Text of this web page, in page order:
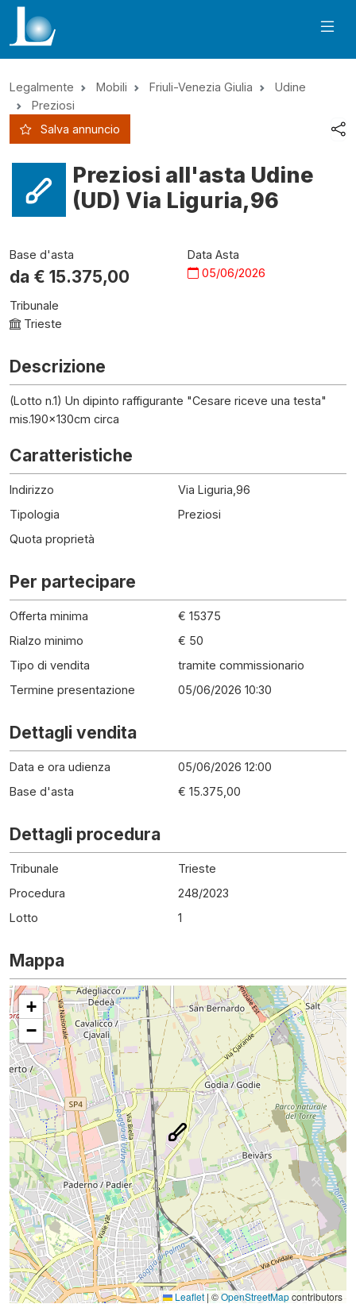
Legalmente Mobili Friuli-Venezia Giulia
Udine
Preziosi
Salva annuncio
Preziosi all'asta Udine
(UD) Via Liguria,96
Base d'asta
da € 15.375,00
Data Asta
05/06/2026
Tribunale
Trieste
Descrizione
(Lotto n.1) Un dipinto raffigurante "Cesare riceve una testa"
mis.190x130cm circa
Caratteristiche
Indirizzo
Via Liguria,96
Tipologia
Preziosi
Quota proprietà
Per partecipare
Offerta minima
€ 15375
Rialzo minimo
€ 50
Tipo di vendita
tramite commissionario
Termine presentazione
05/06/2026 10:30
Dettagli vendita
Data e ora udienza
05/06/2026 12:00
Base d'asta
€ 15.375,00
Dettagli procedura
Tribunale
Trieste
Procedura
248/2023
Lotto
1
Mappa
+
−
Leaflet |©OpenStreetMapcontributors